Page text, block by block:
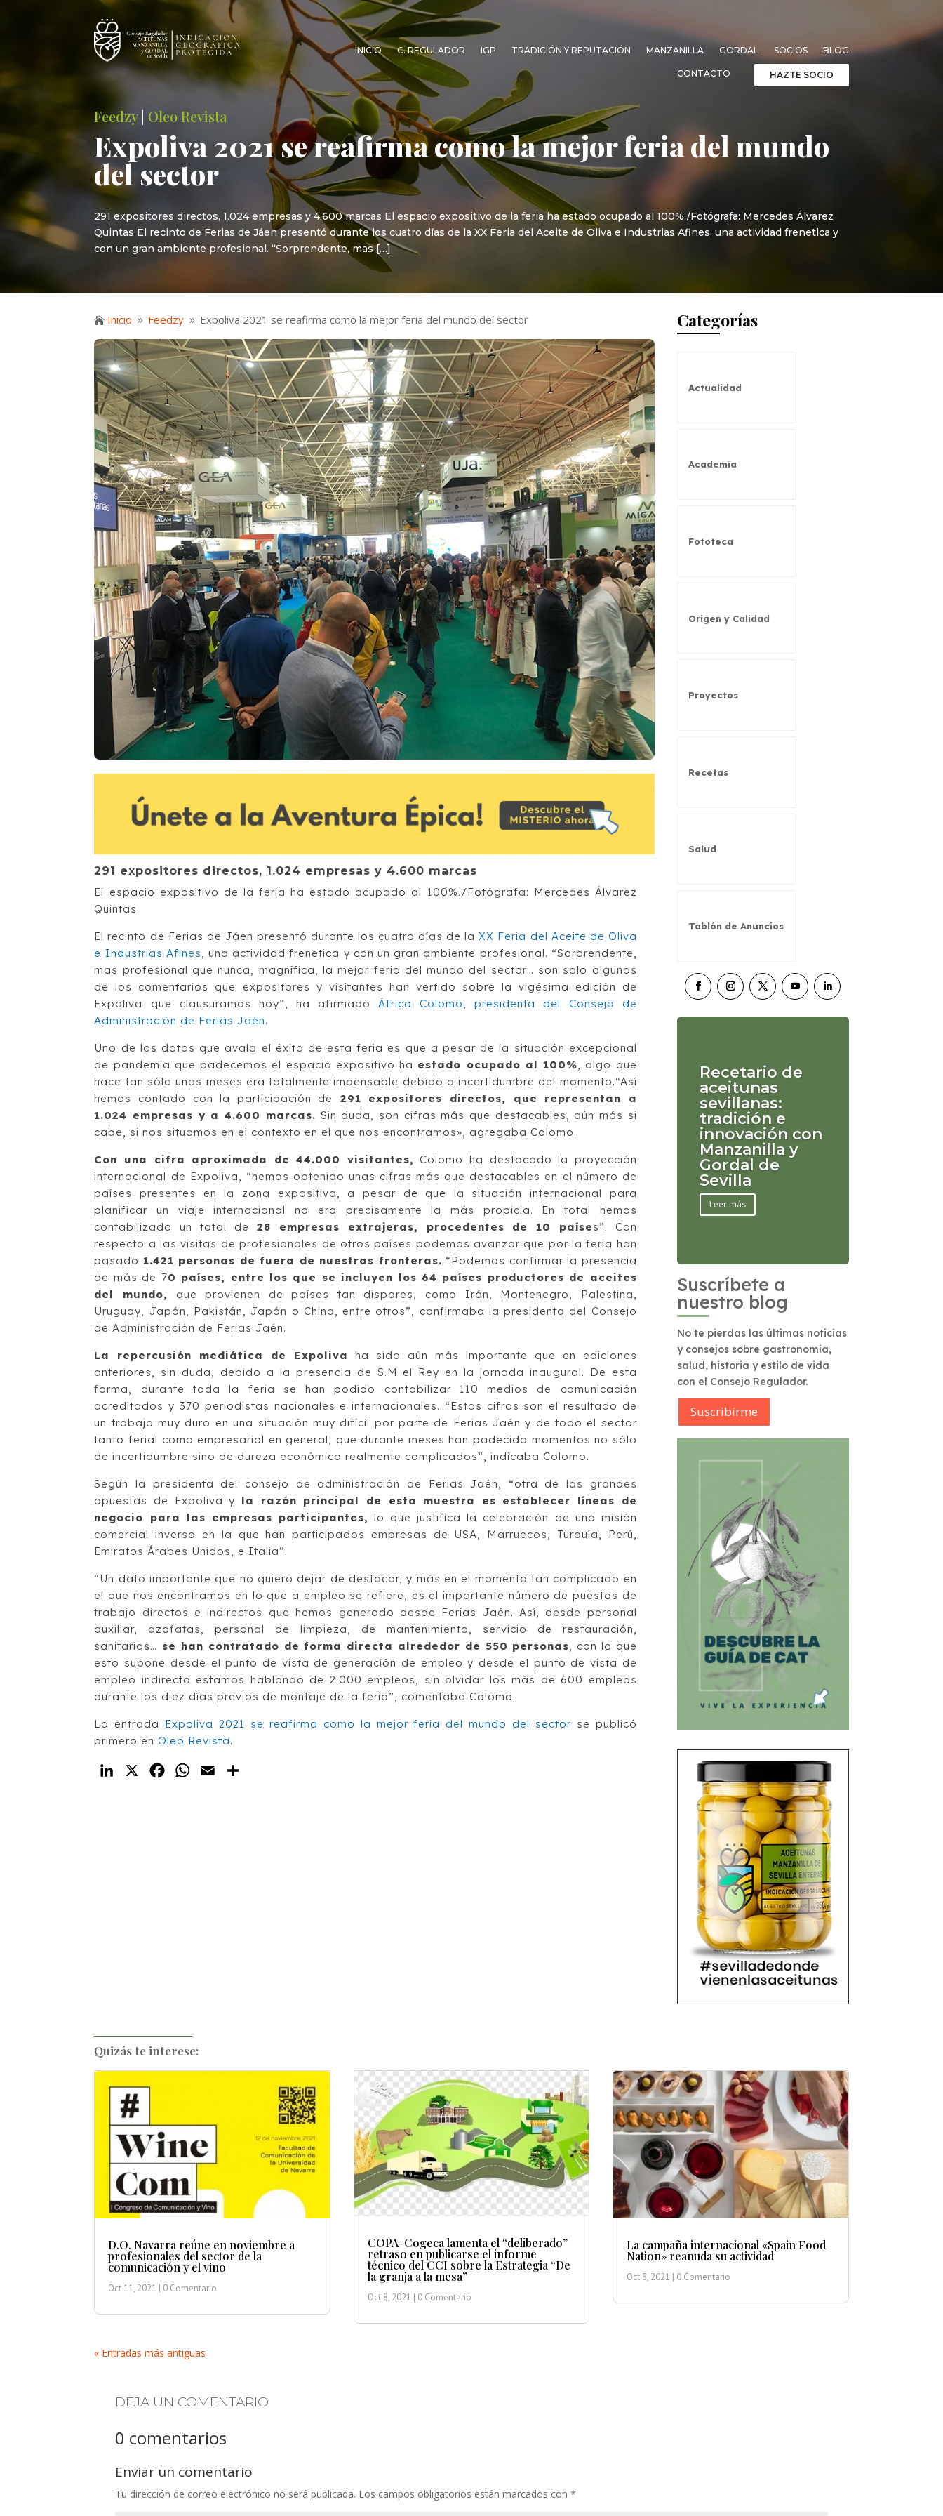
INICIO C. REGULADOR IGP TRADICIÓN Y REPUTACIÓN MANZANILLA GORDAL SOCIOS BLOG
CONTACTO HAZTE SOCIO
Feedzy| Oleo Revista
Expoliva 2021 se reafirma como la mejor feria del mundo
del sector
291 expositores directos, 1.024 empresas y 4.600 marcas El espacio expositivo de la feria ha estado ocupado al 100%./Fotógrafa: Mercedes Álvarez
Quintas El recinto de Ferias de Jáen presentó durante los cuatro días de la XX Feria del Aceite de Oliva e Industrias Afines, una actividad frenetica y
con un gran ambiente profesional. “Sorprendente, mas […]
 Inicio 9 Feedzy 9 Expoliva 2021 se reafirma como la mejor feria del mundo del sector
291 expositores directos, 1.024 empresas y 4.600 marcas
El espacio expositivo de la feria ha estado ocupado al 100%./Fotógrafa: Mercedes Álvarez
Quintas
El recinto de Ferias de Jáen presentó durante los cuatro días de laXX Feria del Aceite de Oliva
e Industrias Afines, una actividad frenetica y con un gran ambiente profesional. “Sorprendente,
mas profesional que nunca, magnífica, la mejor feria del mundo del sector… son solo algunos
de los comentarios que expositores y visitantes han vertido sobre la vigésima edición de
Expoliva que clausuramos hoy”, ha afirmadoÁfrica Colomo, presidenta del Consejo de
Administración de Ferias Jaén.
Uno de los datos que avala el éxito de esta feria es que a pesar de la situación excepcional
de pandemia que padecemos el espacio expositivo ha estado ocupado al 100%, algo que
hace tan sólo unos meses era totalmente impensable debido a incertidumbre del momento.“Así
hemos contado con la participación de
291 expositores directos, que representan a
1.024 empresas y a 4.600 marcas. Sin duda, son cifras más que destacables, aún más si
cabe, si nos situamos en el contexto en el que nos encontramos», agregaba Colomo.
Con una cifra aproximada de 44.000 visitantes, Colomo ha destacado la proyección
internacional de Expoliva, “hemos obtenido unas cifras más que destacables en el número de
países presentes en la zona expositiva, a pesar de que la situación internacional para
planificar un viaje internacional no era precisamente la más propicia. En total hemos
contabilizado un total de 28 empresas extrajeras, procedentes de 10 países”. Con
respecto a las visitas de profesionales de otros países podemos avanzar que por la feria han
pasado 1.421 personas de fuera de nuestras fronteras. “Podemos confirmar la presencia
de más de 70 países, entre los que se incluyen los 64 países productores de aceites
del mundo,
que provienen de países tan dispares, como Irán, Montenegro, Palestina,
Uruguay, Japón, Pakistán, Japón o China, entre otros”, confirmaba la presidenta del Consejo
de Administración de Ferias Jaén.
La repercusión mediática de Expoliva
ha sido aún más importante que en ediciones
anteriores, sin duda, debido a la presencia de S.M el Rey en la jornada inaugural. De esta
forma, durante toda la feria se han podido contabilizar 110 medios de comunicación
acreditados y 370 periodistas nacionales e internacionales. “Estas cifras son el resultado de
un trabajo muy duro en una situación muy difícil por parte de Ferias Jaén y de todo el sector
tanto ferial como empresarial en general, que durante meses han padecido momentos no sólo
de incertidumbre sino de dureza económica realmente complicados”, indicaba Colomo.
Según la presidenta del consejo de administración de Ferias Jaén, “otra de las grandes
apuestas de Expoliva y la razón principal de esta muestra es establecer líneas de
negocio para las empresas participantes, lo que justifica la celebración de una misión
comercial inversa en la que han participados empresas de USA, Marruecos, Turquía, Perú,
Emiratos Árabes Unidos, e Italia”.
“Un dato importante que no quiero dejar de destacar, y más en el momento tan complicado en
el que nos encontramos en lo que a empleo se refiere, es el importante número de puestos de
trabajo directos e indirectos que hemos generado desde Ferias Jaén. Así, desde personal
auxiliar, azafatas, personal de limpieza, de mantenimiento, servicio de restauración,
sanitarios… se han contratado de forma directa alrededor de 550 personas, con lo que
esto supone desde el punto de vista de generación de empleo y desde el punto de vista de
empleo indirecto estamos hablando de 2.000 empleos, sin olvidar los más de 600 empleos
durante los diez días previos de montaje de la feria”, comentaba Colomo.
La entrada Expoliva 2021 se reafirma como la mejor feria del mundo del sectorse publicó
primero enOleo Revista.
LinkedIn
X FacebookWhatsApp
Email
Categorías
Actualidad
Academia
Fototeca
Origen y Calidad
Proyectos
Recetas
Salud
Tablón de Anuncios
Recetario de
aceitunas
sevillanas:
tradición e
innovación con
Manzanilla y
Gordal de
Sevilla
Leer más
Suscríbete a
nuestro blog
No te pierdas las últimas noticias
y consejos sobre gastronomía,
salud, historia y estilo de vida
con el Consejo Regulador.
Suscribírme
Quizás te interese:
D.O. Navarra reúne en noviembre a
profesionales del sector de la
comunicación y el vino
Oct 11, 2021 | 0 Comentario
COPA-Cogeca lamenta el “deliberado”
retraso en publicarse el informe
técnico del CCI sobre la Estrategia “De
la granja a la mesa”
Oct 8, 2021 | 0 Comentario
La campaña internacional «Spain Food
Nation» reanuda su actividad
Oct 8, 2021 | 0 Comentario
« Entradas más antiguas
DEJA UN COMENTARIO
0 comentarios
Enviar un comentario
Tu dirección de correo electrónico no será publicada. Los campos obligatorios están marcados con*